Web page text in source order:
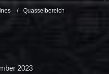
Quasselbereich
2023